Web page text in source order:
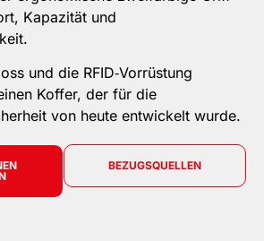
Kapazität und
und die RFID‑Vorrüstung
Koffer, der für die
von heute entwickelt wurde.
BEZUGSQUELLEN